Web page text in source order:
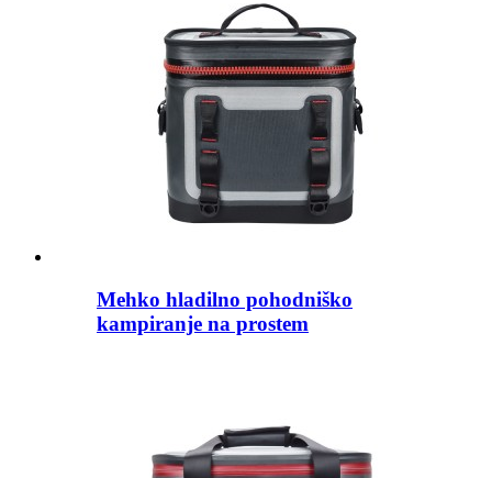
Mehko hladilno pohodniško
kampiranje na prostem